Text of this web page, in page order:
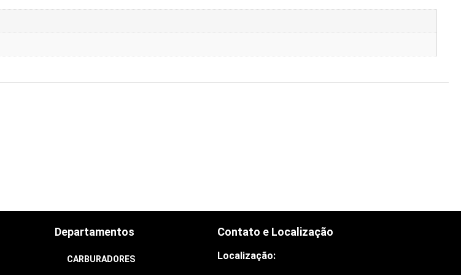
Departamentos
CARBURADORES
Contato e Localização
Localização: